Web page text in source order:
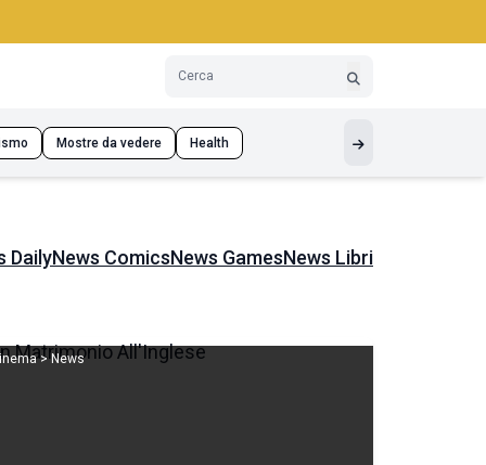
Mostre da vedere Health
DailyNews ComicsNews GamesNews Libri
> News